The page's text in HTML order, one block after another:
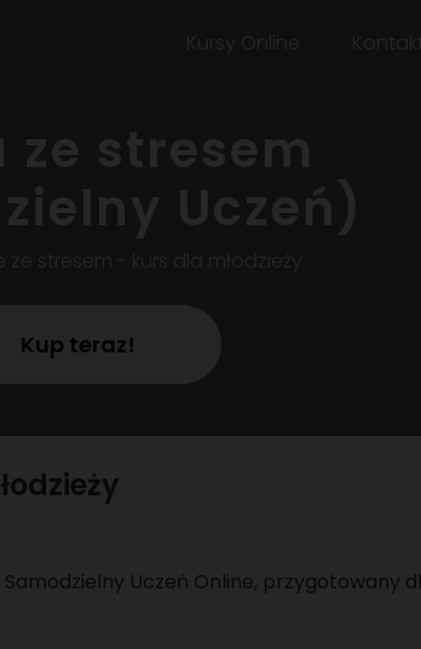
Kup teraz!
Uczeń Online, przygotowany